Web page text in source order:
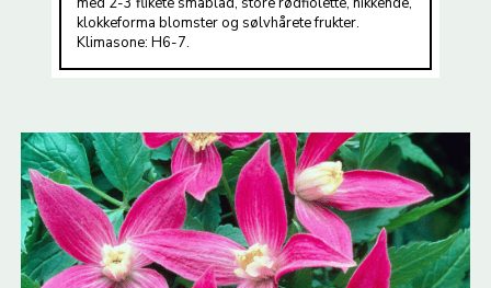
klokkeforma blomster og sølvhårete frukter.
Klimasone: H6-7.